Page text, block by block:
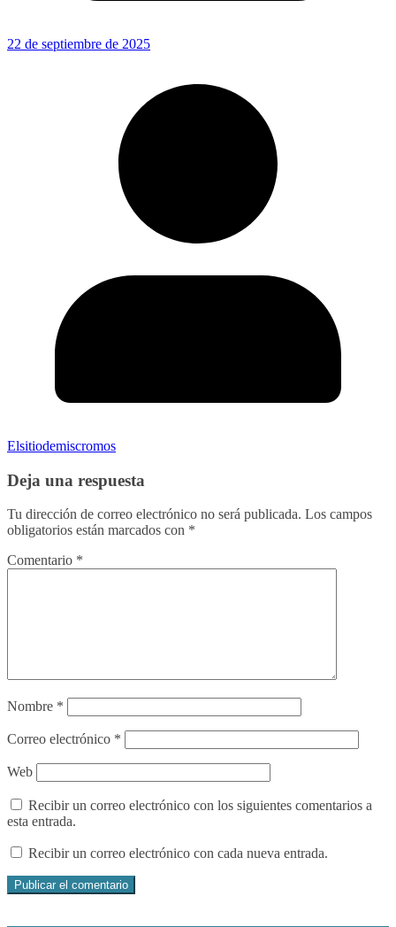
22 de septiembre de 2025
Elsitiodemiscromos
Deja una respuesta
Tu dirección de correo electrónico no será publicada. Los campos
obligatorios están marcados con *
Comentario *
Nombre *
Correo electrónico *
Web
Recibir un correo electrónico con los siguientes comentarios a
esta entrada.
Recibir un correo electrónico con cada nueva entrada.